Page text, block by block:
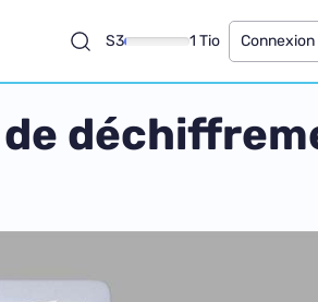
S3 1 Tio Connexion